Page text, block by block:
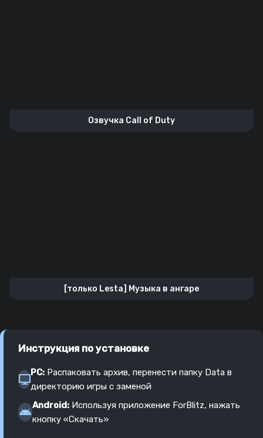
Озвучка Call of Duty
[только Lesta] Музыка в ангаре
Инструкция по установке
PC: Распаковать архив, перенести папку Data в
директорию игры с заменой
Android: Используя приложение ForBlitz, нажать
кнопку «Скачать»